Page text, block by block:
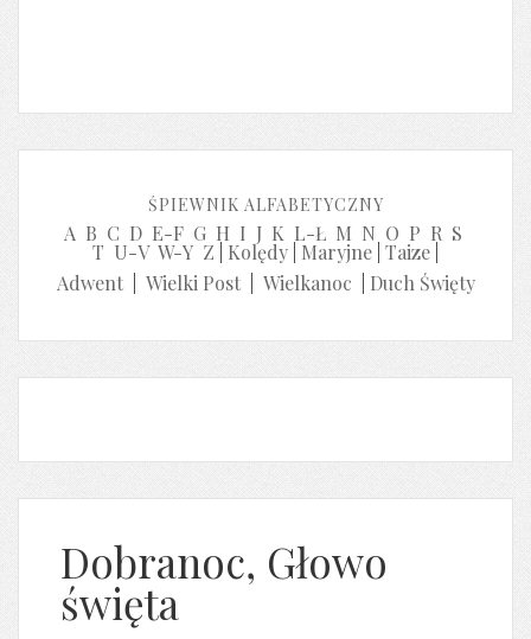
ŚPIEWNIK ALFABETYCZNY
A B C D E-F G H I J K L-Ł M N O P R S
T U-V W-Y Z Kolędy Maryjne Taize
Adwent| Wielki Post| Wielkanoc Duch Święty
Dobranoc, Głowo
święta